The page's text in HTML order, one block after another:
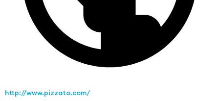
http://www.pizzato.com/